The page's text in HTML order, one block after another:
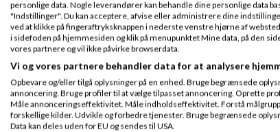
Tilmeldt 28. Jan
10
Indlæg ialt:25
Den
Er det
ikke er helt
F.eks. hvis
personlige data. Nogle leverandører kan behandle dine personlige data
"Indstillinger". Du kan acceptere, afvise eller administrere dine
ved at klikke på fingeraftryksknappen i nederste venstre hjørne af
i sidefoden på hjemmesiden og klik på menupunktet Mine data, på den
vores partnere og vil ikke påvirke browserdata.
Vi og vores partnere behandler data for at analysere
Opbevare og/eller tilgå oplysninger på en enhed. Bruge begrænsede
annoncering. Bruge profiler til at vælge tilpasset annoncering. Oprette
Måle annonceringseffektivitet. Måle indholdseffektivitet. Forstå
forskellige kilder. Udvikle og forbedre tjenester. Bruge begrænsede
Data kan deles uden for EU og sendes til USA.